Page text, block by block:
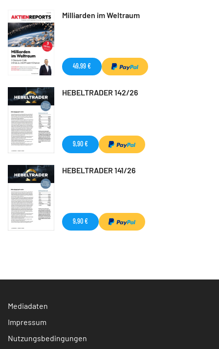
Milliarden im Weltraum
49,99 €
HEBELTRADER 142/26
9,90 €
HEBELTRADER 141/26
9,90 €
Mediadaten
Impressum
Nutzungsbedingungen